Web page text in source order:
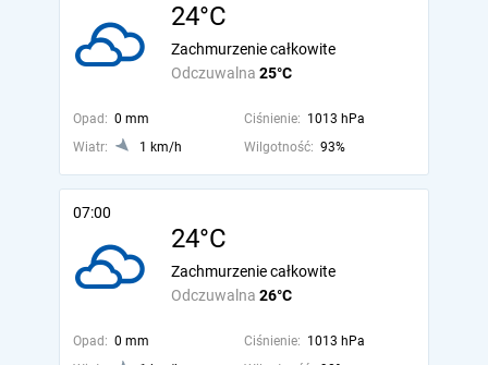
24°C
Odczuwalna 25°C
Zachmurzenie całkowite
Opad: 0 mm Ciśnienie: 1013 hPa
Wiatr:
1 km/h Wilgotność: 93%
07:00
24°C
Odczuwalna 26°C
Zachmurzenie całkowite
Opad: 0 mm Ciśnienie: 1013 hPa